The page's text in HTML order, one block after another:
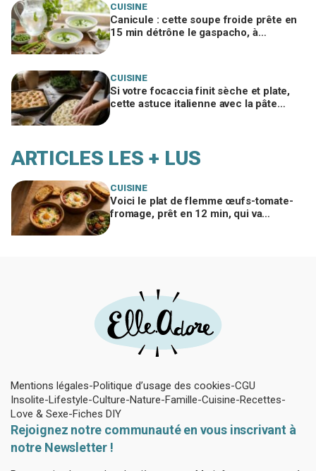
CUISINE
Canicule : cette soupe froide prête en
15 min détrône le gaspacho, à
CUISINE
Si votre focaccia finit sèche et plate,
cette astuce italienne avec la pâte
ARTICLES LES + LUS
CUISINE
Voici le plat de flemme œufs-tomate-
fromage, prêt en 12 min, qui va
Mentions légales Politique d’usage des cookies CGU
Insolite Lifestyle Culture Nature Famille Cuisine Recettes
Love & Sexe Fiches DIY
Rejoignez notre communauté en vous inscrivant à
notre Newsletter !